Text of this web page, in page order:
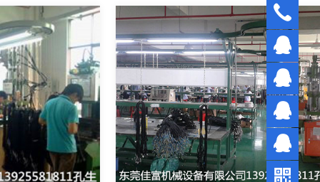
0769-
3327
7710
孔先
生
陈先
生
符小
姐
陈小